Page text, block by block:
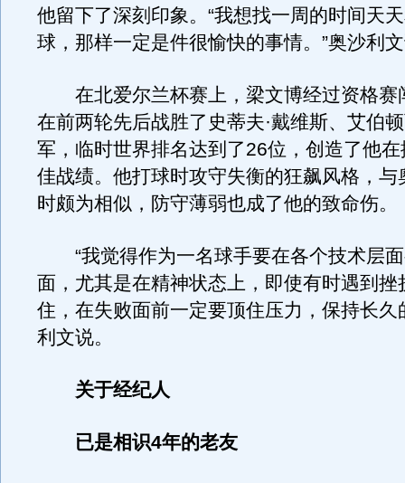
他留下了深刻印象。“我想找一周的时间天
球，那样一定是件很愉快的事情。”奥沙利
在北爱尔兰杯赛上，梁文博经过资格赛
在前两轮先后战胜了史蒂夫·戴维斯、艾伯
军，临时世界排名达到了26位，创造了他
佳战绩。他打球时攻守失衡的狂飙风格，与
时颇为相似，防守薄弱也成了他的致命伤。
“我觉得作为一名球手要在各个技术层面
面，尤其是在精神状态上，即使有时遇到挫
住，在失败面前一定要顶住压力，保持长久
利文说。
关于经纪人
已是相识4年的老友